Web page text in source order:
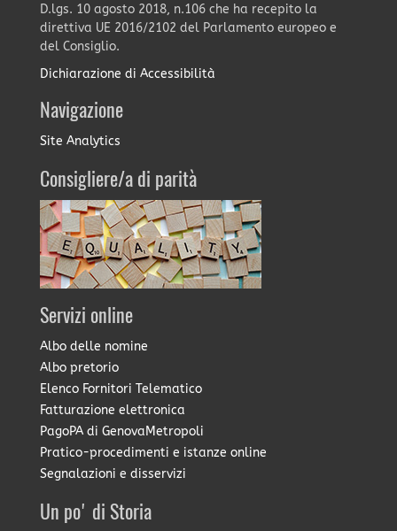
D.lgs. 10 agosto 2018, n.106 che ha recepito la
direttiva UE 2016/2102 del Parlamento europeo e
del Consiglio.
Dichiarazione di Accessibilità
Navigazione
Site Analytics
Consigliere/a di parità
Servizi online
Albo delle nomine
Albo pretorio
Elenco Fornitori Telematico
Fatturazione elettronica
PagoPA di GenovaMetropoli
Pratico-procedimenti e istanze online
Segnalazioni e disservizi
Un po' di Storia